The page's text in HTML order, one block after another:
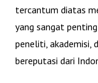
tercantum diatas
yang sangat
peneliti, akademisi,
bereputasi dari